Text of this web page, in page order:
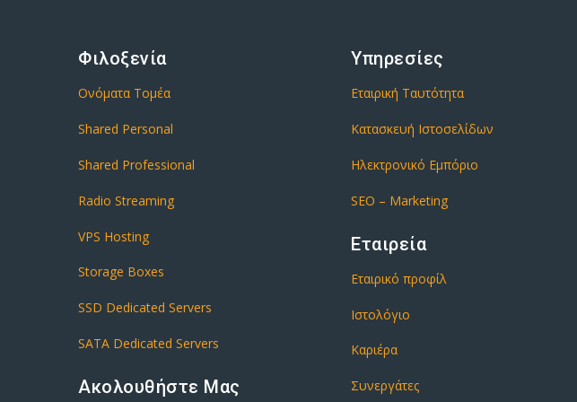
Φιλοξενία
Ονόματα Τομέα
Shared Personal
Shared Professional
Radio Streaming
VPS Hosting
Storage Boxes
SSD Dedicated Servers
SATA Dedicated Servers
Ακολουθήστε Μας
Υπηρεσίες
Εταιρική Ταυτότητα
Κατασκευή Ιστοσελίδων
Ηλεκτρονικό Εμπόριο
SEO – Marketing
Εταιρεία
Εταιρικό προφίλ
Ιστολόγιο
Καριέρα
Συνεργάτες